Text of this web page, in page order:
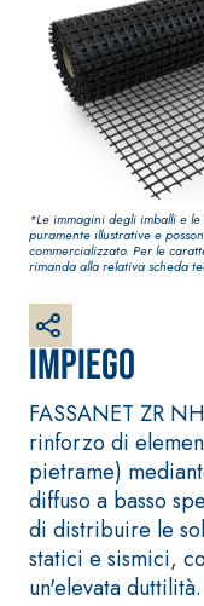
Impiego
FASSANET ZR
rinforzo di
pietrame)
diffuso a basso
di distribuire le
statici e sismici,
un'elevata duttilità.
*Le immagini degli imballi e
puramente illustrative e
commercializzato. Per le
rimanda alla relativa scheda
Sistema
COSTRUZIONE
PRODOTTI A
AEREA
KB 13
a base di